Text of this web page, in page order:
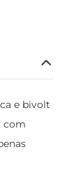
e bivolt
com